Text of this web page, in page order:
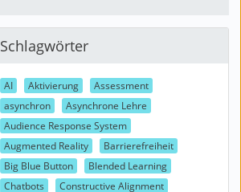
Schlagwörter
AI Aktivierung
Assessment
asynchron
Asynchrone Lehre
Audience Response System
Augmented Reality
Barrierefreiheit
Big Blue Button
Blended Learning
Chatbots
Constructive Alignment